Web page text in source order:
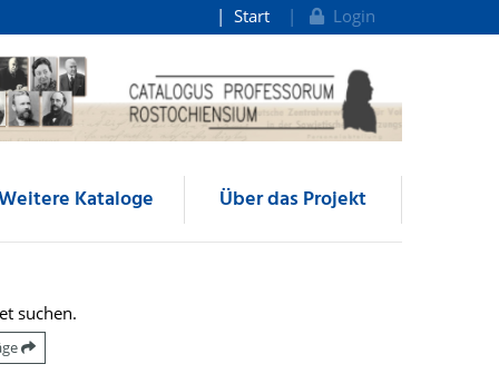
Start Login
Kataloge Über das Projekt
suchen.